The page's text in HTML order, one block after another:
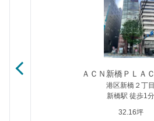
ＡＣＮ新橋ＰＬＡ
港区新橋２丁目
新橋駅 徒歩1分
32.16坪